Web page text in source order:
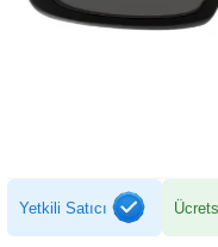
Yetkili Satıcı